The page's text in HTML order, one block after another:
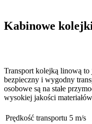
Kabinowe
Transport kolejką linową to
bezpieczny i wygodny
osobowe są na stałe
wysokiej jakości
Prędkość transportu 5 m/s